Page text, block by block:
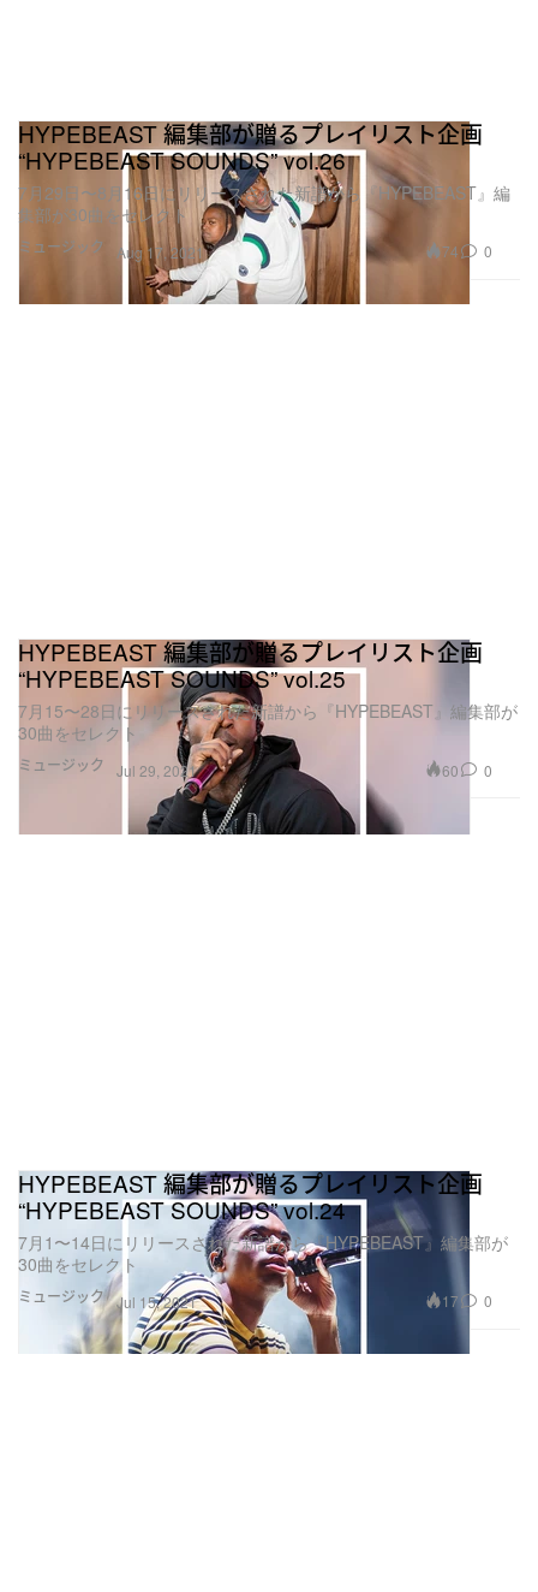
ミュージック
HYPEBEAST 編集部が贈るプレイリスト企画
“HYPEBEAST SOUNDS” vol.26
7月29日〜8月16日にリリースされた新譜から『HYPEBEAST』編
集部が30曲をセレクト
Aug 17, 2021 74 0
ミュージック
HYPEBEAST 編集部が贈るプレイリスト企画
“HYPEBEAST SOUNDS” vol.25
7月15〜28日にリリースされた新譜から『HYPEBEAST』編集部が
30曲をセレクト
Jul 29, 2021 60 0
ミュージック
HYPEBEAST 編集部が贈るプレイリスト企画
“HYPEBEAST SOUNDS” vol.24
7月1〜14日にリリースされた新譜から『HYPEBEAST』編集部が
30曲をセレクト
Jul 15, 2021 17 0